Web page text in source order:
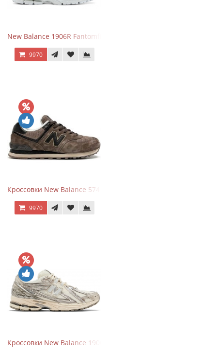
New Balance 1906R Fantomfit White
9970
Кроссовки New Balance 574 Umber Black
9970
Кроссовки New Balance 1906R Arid Stone